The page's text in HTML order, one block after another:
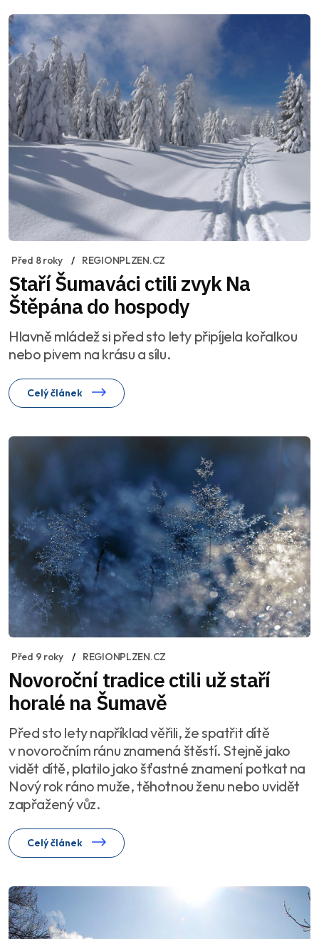
Před 8 roky REGIONPLZEN.CZ
Staří Šumaváci ctili zvyk Na
Štěpána do hospody
Hlavně mládež si před sto lety připíjela kořalkou
nebo pivem na krásu a sílu.
Celý článek
Před 9 roky REGIONPLZEN.CZ
Novoroční tradice ctili už staří
horalé na Šumavě
Před sto lety například věřili, že spatřit dítě
v novoročním ránu znamená štěstí. Stejně jako
vidět dítě, platilo jako šťastné znamení potkat na
Nový rok ráno muže, těhotnou ženu nebo uvidět
zapřažený vůz.
Celý článek